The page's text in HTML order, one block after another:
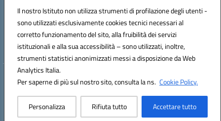
Il nostro Istituto non utilizza strumenti di profilazione degli utenti -
sono utilizzati esclusivamente cookies tecnici necessari al
corretto funzionamento del sito, alla fruibilità dei servizi
istituzionali e alla sua accessibilità – sono utilizzati, inoltre,
strumenti statistici anonimizzati messi a disposizione da Web
Analytics Italia.
Per saperne di più sul nostro sito, consulta la ns. Cookie Policy.
Personalizza Rifiuta tutto Accettare tutto
Codice fiscale: 95014250617
Codice meccanografico:CEIC88700P
Codice Indice delle Pubbliche Amministrazioni (IPA): istsc_ceic88700p
Codice unico di fatturazione (CUF): UFBPW4
Hosting & Powered by 3D Solution S.r.l.
Concept & Design by Designers Italia